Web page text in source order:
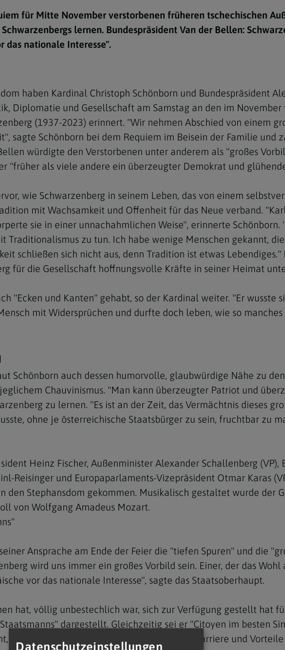
und Allerseelen
7 Todsünden
7 Gaben des Heiligen Geistes
Navigation schließen
für
Kurse
Einsamkeit
Trauer
Gemeinden
Meldungsarchiv
Navigation schließen
für Mitte November verstorbenen früheren tschechischen
lernen. Bundespräsident Van der Bellen:
das nationale Interesse".
haben Kardinal Christoph Schönborn und Bundespräsident
Diplomatie und Gesellschaft am Samstag an den im
(1937-2023) erinnert. "Wir nehmen Abschied von einem
sagte Schönborn bei dem Requiem im Beisein der Familie und
würdigte den Verstorbenen unter anderem als "großes
"früher als viele andere ein überzeugter Demokrat und
wie Schwarzenberg in seinem Leben, das von einem
mit Wachsamkeit und Offenheit für das Neue verband.
sie in einer unnachahmlichen Weise", erinnerte Schönborn.
Traditionalismus zu tun. Ich habe wenige Menschen gekannt,
schließen sich nicht aus, denn Tradition ist etwas
für die Gesellschaft hoffnungsvolle Kräfte in seiner Heimat
"Ecken und Kanten" gehabt, so der Kardinal weiter. "Er wusste
mit Widersprüchen und durfte doch leben, wie so
Schönborn auch dessen humorvolle, glaubwürdige Nähe zu
Chauvinismus. "Man kann überzeugter Patriot und
zu lernen. "Es ist an der Zeit, das Vermächtnis dieses
ohne je österreichische Staatsbürger zu sein, fruchtbar zu
Heinz Fischer, Außenminister Alexander Schallenberg (VP),
Reisinger und Europaparlaments-Vizepräsident Otmar Karas
den Stephansdom gekommen. Musikalisch gestaltet wurde der
von Wolfgang Amadeus Mozart.
Ansprache am Ende der Feier die "tiefen Spuren" und die
wird uns immer ein großes Vorbild sein. Einer, der das
vor das nationale Interesse", sagte das Staatsoberhaupt.
hat, völlig unbestechlich war, sich zur Verfügung gestellt hat
dargestellt. Gleichzeitig sei er "Citoyen im besten
stets engagiert, aber nicht um der eigenen Karriere und
Datenschutzeinstellungen